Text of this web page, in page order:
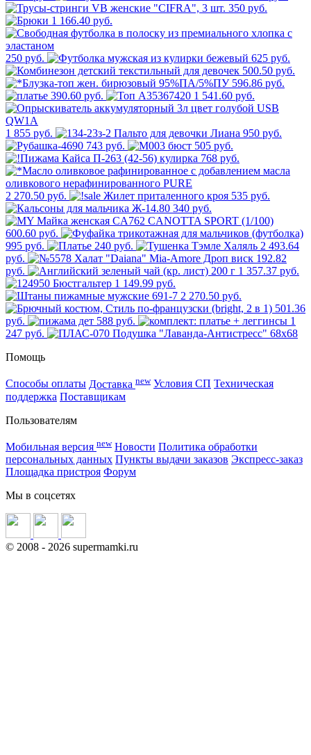
350 руб.
1 166.40 руб.
250 руб.
625 руб.
500.50 руб.
596.86 руб.
390.60 руб.
1 541.60 руб.
1 855 руб.
950 руб.
743 руб.
505 руб.
768 руб.
2 270.50 руб.
535 руб.
340 руб.
600.60 руб.
995 руб.
240 руб.
2 493.64
руб.
192.82
руб.
1 357.37 руб.
1 149.99 руб.
2 270.50 руб.
501.36
руб.
588 руб.
1
247 руб.
Помощь
Способы оплаты Доставка new Условия СП Техническая
поддержка Поставщикам
Пользователям
Мобильная версия new Новости Политика обработки
персональных данных Пункты выдачи заказов Экспресс-заказ
Площадка пристроя Форум
Мы в соцсетях
© 2008 - 2026 supermamki.ru